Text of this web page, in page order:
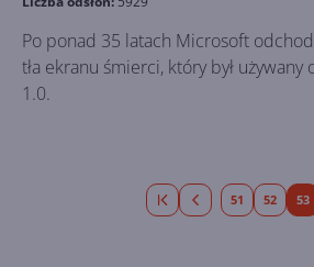
Po ponad 35 latach Microsoft
tła ekranu śmierci, który był
1.0.
51 52 53